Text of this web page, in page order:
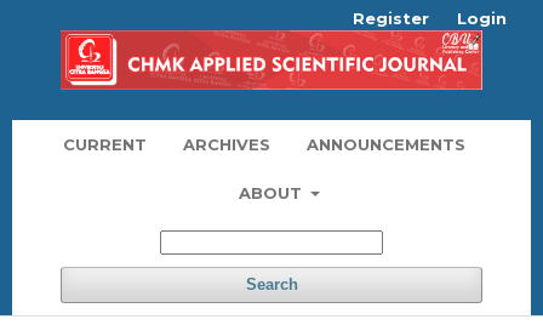
CURRENT ARCHIVES ANNOUNCEMENTS
ABOUT
Search
Register Login